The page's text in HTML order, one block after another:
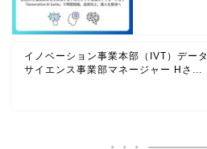
イノベーション事業本部（IVT）データ
サイエンス事業部マネージャー Hさ...